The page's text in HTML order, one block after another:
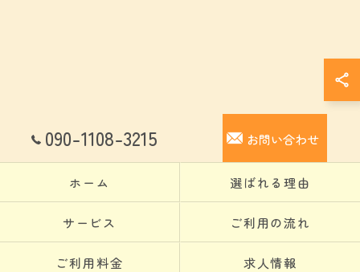
090-1108-3215 お問い合わせ
ホーム 選ばれる理由
サービス ご利用の流れ
ご利用料金 求人情報